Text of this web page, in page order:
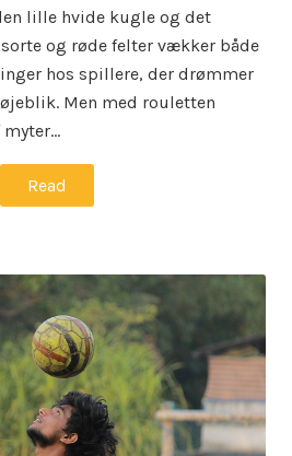
lille hvide kugle og det
og røde felter vækker både
hos spillere, der drømmer
Men med rouletten
Read